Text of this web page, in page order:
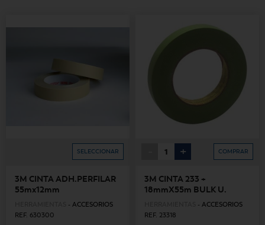
SELECCIONAR
3M CINTA ADH.PERFILAR
55mx12mm
- ACCESORIOS
REF. 630300
+ COMPRAR
3M CINTA 233 +
18mmX55m BULK U.
- ACCESORIOS
REF. 23318